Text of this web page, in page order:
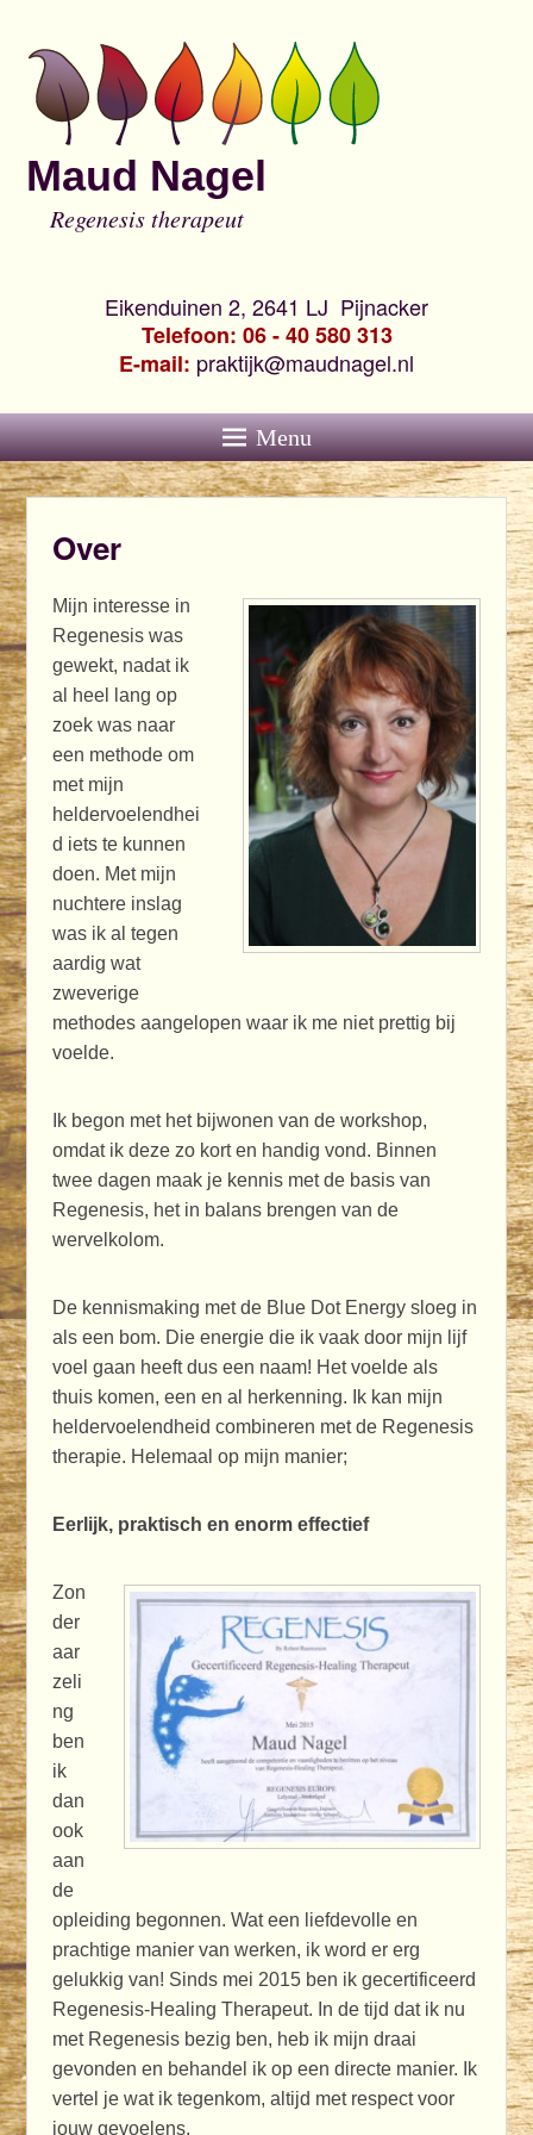
Maud Nagel
Regenesis therapeut
Eikenduinen 2, 2641 LJ Pijnacker
Telefoon: 06 - 40 580 313
E-mail: praktijk@maudnagel.nl
Menu
Over
Mijn interesse in
Regenesis was
gewekt, nadat ik
al heel lang op
zoek was naar
een methode om
met mijn
heldervoelendhei
d iets te kunnen
doen. Met mijn
nuchtere inslag
was ik al tegen
aardig wat
zweverige
methodes aangelopen waar ik me niet prettig bij
voelde.
Ik begon met het bijwonen van de workshop,
omdat ik deze zo kort en handig vond. Binnen
twee dagen maak je kennis met de basis van
Regenesis, het in balans brengen van de
wervelkolom.
De kennismaking met de Blue Dot Energy sloeg in
als een bom. Die energie die ik vaak door mijn lijf
voel gaan heeft dus een naam! Het voelde als
thuis komen, een en al herkenning. Ik kan mijn
heldervoelendheid combineren met de Regenesis
therapie. Helemaal op mijn manier;
Eerlijk, praktisch en enorm effectief
Zon
der
aar
zeli
ng
ben
ik
dan
ook
aan
de
opleiding begonnen. Wat een liefdevolle en
prachtige manier van werken, ik word er erg
gelukkig van! Sinds mei 2015 ben ik gecertificeerd
Regenesis-Healing Therapeut. In de tijd dat ik nu
met Regenesis bezig ben, heb ik mijn draai
gevonden en behandel ik op een directe manier. Ik
vertel je wat ik tegenkom, altijd met respect voor
jouw gevoelens.